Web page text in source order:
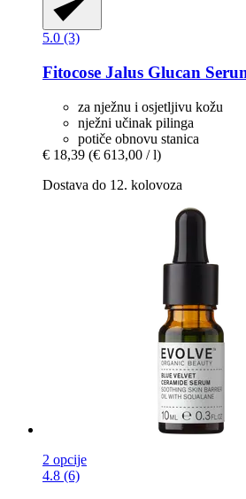
5.0 (3)
Fitocose Jalus Glucan
za nježnu i osjetljivu kožu
nježni učinak pilinga
potiče obnovu stanica
€ 18,39 (€ 613,00 / l)
Dostava do 12. kolovoza
2 opcije
4.8 (6)